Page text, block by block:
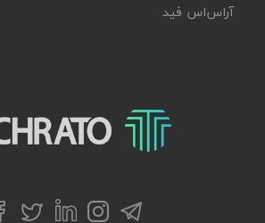
آر‌اس‌اس فید
تکراتو – زندگی با تکنولوژی
تلگراماینستاگرام
لینکداین